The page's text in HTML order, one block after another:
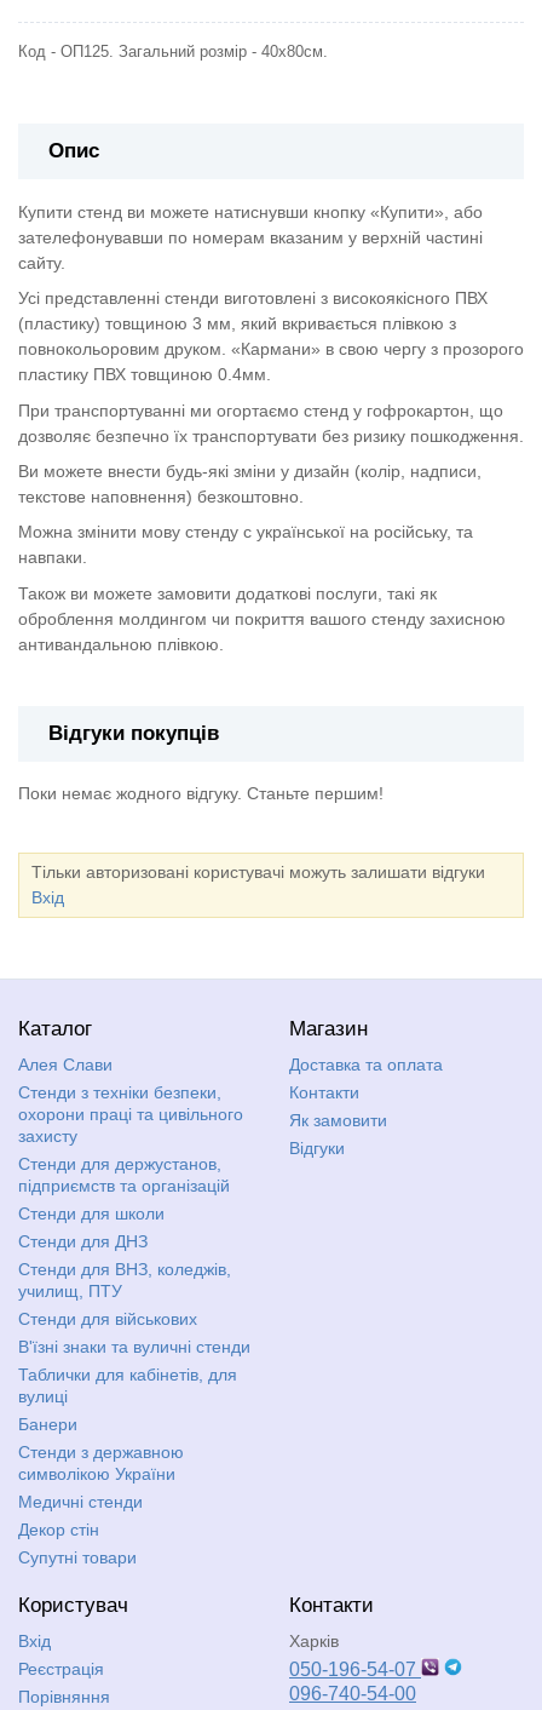
Код - ОП125. Загальний розмір - 40х80см.
Опис
Купити стенд ви можете натиснувши кнопку «Купити», або
зателефонувавши по номерам вказаним у верхній частині
сайту.
Усі представленні стенди виготовлені з високоякісного ПВХ
(пластику) товщиною 3 мм, який вкривається плівкою з
повнокольоровим друком. «Кармани» в свою чергу з прозорого
пластику ПВХ товщиною 0.4мм.
При транспортуванні ми огортаємо стенд у гофрокартон, що
дозволяє безпечно їх транспортувати без ризику пошкодження.
Ви можете внести будь-які зміни у дизайн (колір, надписи,
текстове наповнення) безкоштовно.
Можна змінити мову стенду с української на російську, та
навпаки.
Також ви можете замовити додаткові послуги, такі як
оброблення молдингом чи покриття вашого стенду захисною
антивандальною плівкою.
Відгуки покупців
Поки немає жодного відгуку. Станьте першим!
Тільки авторизовані користувачі можуть залишати відгуки
Вхід
Каталог
Алея Слави
Стенди з техніки безпеки,
охорони праці та цивільного
захисту
Стенди для держустанов,
підприємств та організацій
Стенди для школи
Стенди для ДНЗ
Стенди для ВНЗ, коледжів,
училищ, ПТУ
Стенди для військових
В'їзні знаки та вуличні стенди
Таблички для кабінетів, для
вулиці
Банери
Стенди з державною
символікою України
Медичні стенди
Декор стін
Супутні товари
Магазин
Доставка та оплата
Контакти
Як замовити
Відгуки
Користувач
Вхід
Реєстрація
Порівняння
Контакти
Харків
050-196-54-07
096-740-54-00